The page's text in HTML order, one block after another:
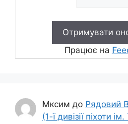
Працює на
Мксим до Рядовий
(1-ї дивізії піхоти